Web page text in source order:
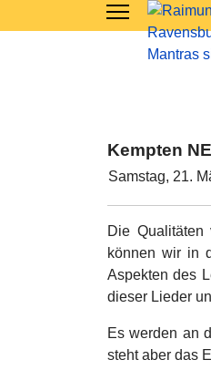
Kempten
Samstag, 21.
Die
können wir in
Aspekten des
dieser Lieder
Es werden an
steht aber das